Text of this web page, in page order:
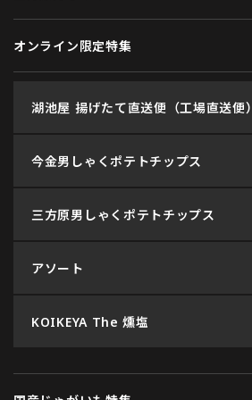
オンライン限定特集
湖池屋 揚げたて直送便（工場直送便）
今金男しゃくポテトチップス
三方原男しゃくポテトチップス
アソート
KOIKEYA The 燻塩